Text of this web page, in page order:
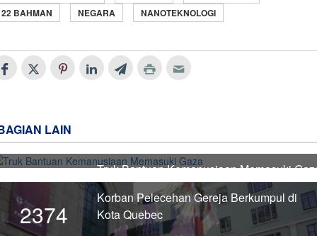
22 BAHMAN
NEGARA NANOTEKNOLOGI
LAIN
2375
Truk Bantuan Kemanusiaan Memasuki
2374
Korban Pelecehan Gereja Berkumpul di
Kota Quebec